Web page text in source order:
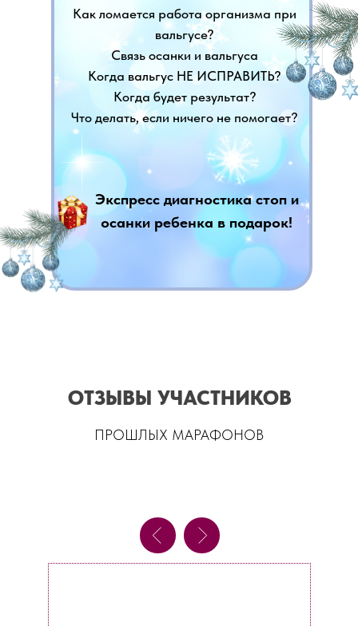
Как ломается работа организма при
вальгусе?
Связь осанки и вальгуса
Когда вальгус НЕ ИСПРАВИТЬ?
Когда будет результат?
Что делать, если ничего не помогает?
Экспресс диагностика стоп и
осанки ребенка в подарок!
ПРОШЛЫХ МАРАФОНОВ
ОТЗЫВЫ УЧАСТНИКОВ